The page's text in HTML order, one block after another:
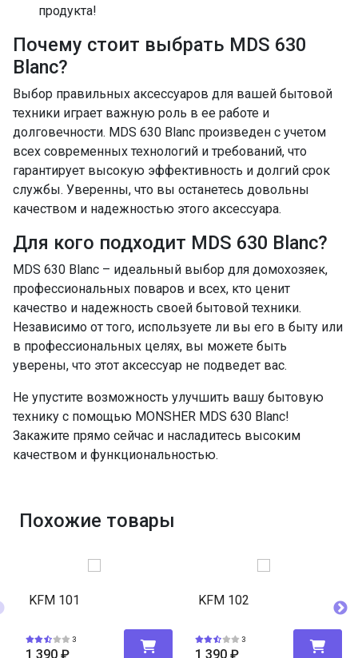
продукта!
Почему стоит выбрать MDS 630
Blanc?
Выбор правильных аксессуаров для вашей бытовой
техники играет важную роль в ее работе и
долговечности. MDS 630 Blanc произведен с учетом
всех современных технологий и требований, что
гарантирует высокую эффективность и долгий срок
службы. Уверенны, что вы останетесь довольны
качеством и надежностью этого аксессуара.
Для кого подходит MDS 630 Blanc?
MDS 630 Blanc – идеальный выбор для домохозяек,
профессиональных поваров и всех, кто ценит
качество и надежность своей бытовой техники.
Независимо от того, используете ли вы его в быту или
в профессиональных целях, вы можете быть
уверены, что этот аксессуар не подведет вас.
Не упустите возможность улучшить вашу бытовую
технику с помощью MONSHER MDS 630 Blanc!
Закажите прямо сейчас и насладитесь высоким
качеством и функциональностью.
Похожие товары
KFM 101
3
1 390 ₽
KFM 102
3
1 390 ₽